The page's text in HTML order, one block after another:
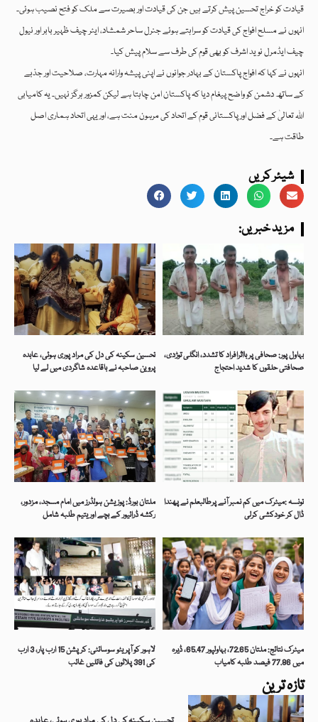
تازہ ترین
قیادت کو خراج تحسین پیش کرتے ہیں جن کی قیادت اور بصیرت سے ملک کو فتح نصیب ہوئی۔
انہوں نے مسلح افواج کی قیادت کو سراہتے ہوئے جنرل ساحر شمشاد، ایئر چیف ظہیر بابر اور نیول
چیف ایڈمرل نوید اشرف کو بھی قوم کی طرف سے سلام پیش کیا۔
انہوں نے کہا کہ افواج پاکستان کے بہادر جوانوں نے اپنی پیشہ وارانہ مہارت، صلاحیت اور جذبے
کے ساتھ دشمن کو واضح پیغام دیا کہ پاکستان امن چاہتا ہے لیکن کمزور ہرگز نہیں۔ یہ کامیابی
اللہ تعالیٰ کے فضل اور پاکستانی قوم کے اتحاد کی مرہون منت ہے، اور یہی اتحاد ہماری اصل
طاقت ہے۔
شیئر کریں
:مزید خبریں
تحسین سکینہ کی دل کی مراد پوری ہوئی، عابدہ
پروین صاحبہ نے باقاعدہ شاگردی میں لے لیا
بہاول پور: صحافی پر بااثرافراد کا تشدد، انگلی توڑدی،
صحافتی حلقوں کا شدید احتجاج
ملتان بورڈ: پوزیشن ہولڈرز میں امام مسجد، مزدور،
رکشہ ڈرائیور کے بچے اور یتیم طلبہ شامل
تونسہ :میٹرک میں کم نمبر آنے پرطالبعلم نے پھندا
ڈال کر خودکشی کرلی
لاہور کو آپریٹو سوسائٹی: کرپشن 15 ارب پار، 3 ارب
کی 391 پلاٹوں کی فائلیں غائب
میٹرک نتائج: ملتان 72.65، بہاولپور 65.47، ڈیرہ
میں 77.86 فیصد طلبہ کامیاب